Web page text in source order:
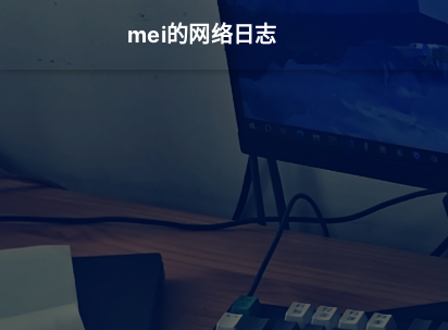
mei的网络日志